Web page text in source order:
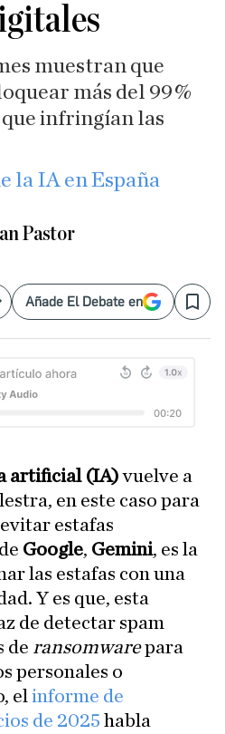
muestran que
más del 99 %
infringían las
la IA en España
Pastor
Añade El Debate en Save
artificial (IA)vuelve a
en este caso para
estafas
Google, Gemini, es la
las estafas con una
Y es que, esta
de detectar spam
de ransomwarepara
personales o
el informe de
de 2025 habla